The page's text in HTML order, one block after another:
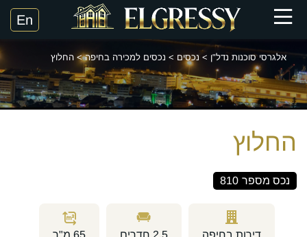
אלגרסי סוכנות נדל"ן > נכסים > נכסים למכירה בחיפה> החלוץ
החלוץ
נכס מספר 810